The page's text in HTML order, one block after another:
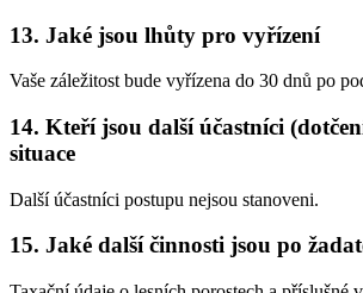
13. Jaké jsou lhůty pro vyřízení
Vaše záležitost bude vyřízena do 30 dnů po
14. Kteří jsou další účastníci
situace
Další účastníci postupu nejsou stanoveni.
15. Jaké další činnosti jsou po